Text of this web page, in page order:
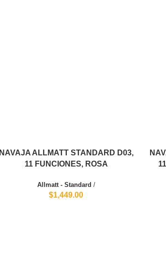
NAVAJA ALLMATT STANDARD D03,
11 FUNCIONES, ROSA
Allmatt - Standard /
$1,449.00